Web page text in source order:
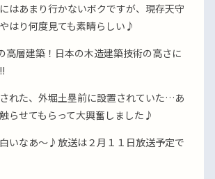
はあまり行かないボクですが、現存天守
はり何度見ても素晴らしい♪
高層建築！日本の木造建築技術の高さに
れた、外堀土塁前に設置されていた…あ
らせてもらって大興奮しました♪
いなあ〜♪放送は２月１１日放送予定で